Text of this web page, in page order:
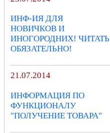
ИНФ-ИЯ ДЛЯ
НОВИЧКОВ И
ИНОГОРОДНИХ! ЧИТАТЬ
ОБЯЗАТЕЛЬНО!
21.07.2014
ИНФОРМАЦИЯ ПО
ФУНКЦИОНАЛУ
"ПОЛУЧЕНИЕ ТОВАРА"